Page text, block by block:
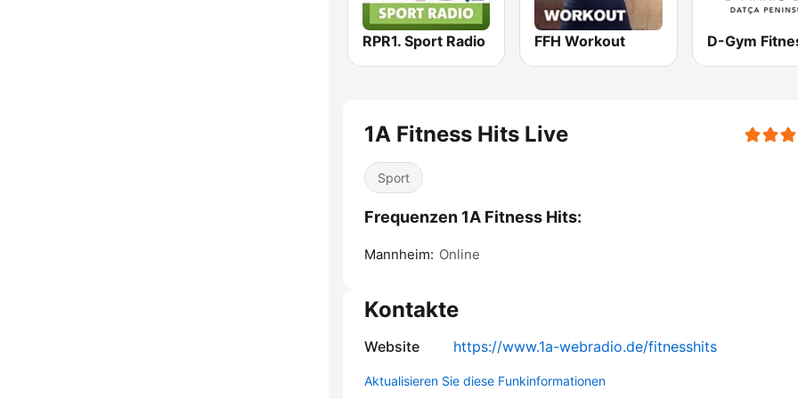
RPR1. Sport Radio FFH Workout
1A Fitness Hits Live
Sport
Frequenzen 1A Fitness Hits:
Mannheim: Online
Kontakte
Website https://www.1a-webradio.de/fitnesshits
Aktualisieren Sie diese Funkinformationen